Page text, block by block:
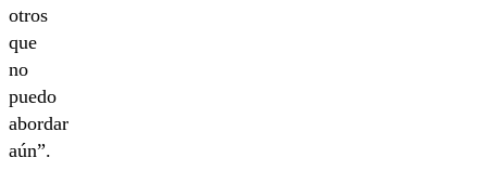
otros
que
no
puedo
abordar
aún”.